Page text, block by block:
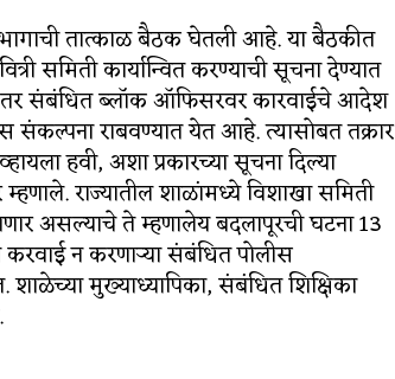
तात्काळ बैठक घेतली आहे. या बैठकीत
समिती कार्यान्वित करण्याची सूचना देण्यात
संबंधित ब्लॉक ऑफिसरवर कारवाईचे आदेश
राबवण्यात येत आहे. त्यासोबत तक्रार
हवी, अशा प्रकारच्या सूचना दिल्या
राज्यातील शाळांमध्ये विशाखा समिती
असल्याचे ते म्हणालेय बदलापूरची घटना 13
न करणाऱ्या संबंधित पोलीस
मुख्याध्यापिका, संबंधित शिक्षिका